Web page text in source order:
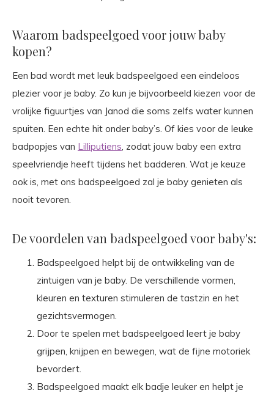
Waarom badspeelgoed voor jouw baby
kopen?
Een bad wordt met leuk badspeelgoed een eindeloos
plezier voor je baby. Zo kun je bijvoorbeeld kiezen voor de
vrolijke figuurtjes van Janod die soms zelfs water kunnen
spuiten. Een echte hit onder baby’s. Of kies voor de leuke
badpopjes van Lilliputiens, zodat jouw baby een extra
speelvriendje heeft tijdens het badderen. Wat je keuze
ook is, met ons badspeelgoed zal je baby genieten als
nooit tevoren.
De voordelen van badspeelgoed voor baby's:
Badspeelgoed helpt bij de ontwikkeling van de
zintuigen van je baby. De verschillende vormen,
kleuren en texturen stimuleren de tastzin en het
gezichtsvermogen.
Door te spelen met badspeelgoed leert je baby
grijpen, knijpen en bewegen, wat de fijne motoriek
bevordert.
Badspeelgoed maakt elk badje leuker en helpt je